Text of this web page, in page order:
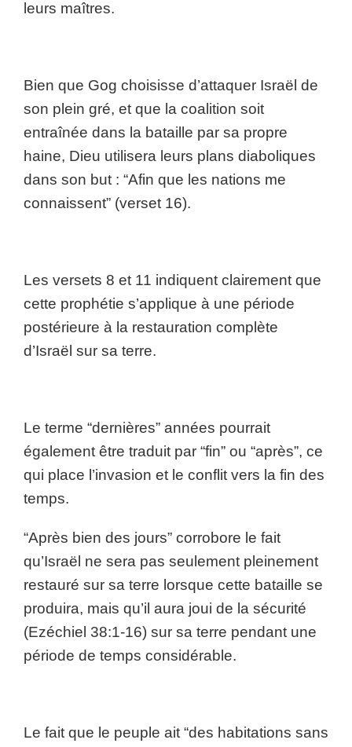
leurs maîtres.
Bien que Gog choisisse d’attaquer Israël de
son plein gré, et que la coalition soit
entraînée dans la bataille par sa propre
haine, Dieu utilisera leurs plans diaboliques
dans son but : “Afin que les nations me
connaissent” (verset 16).
Les versets 8 et 11 indiquent clairement que
cette prophétie s’applique à une période
postérieure à la restauration complète
d’Israël sur sa terre.
Le terme “dernières” années pourrait
également être traduit par “fin” ou “après”, ce
qui place l’invasion et le conflit vers la fin des
temps.
“Après bien des jours” corrobore le fait
qu’Israël ne sera pas seulement pleinement
restauré sur sa terre lorsque cette bataille se
produira, mais qu’il aura joui de la sécurité
(Ezéchiel 38:1-16) sur sa terre pendant une
période de temps considérable.
Le fait que le peuple ait “des habitations sans